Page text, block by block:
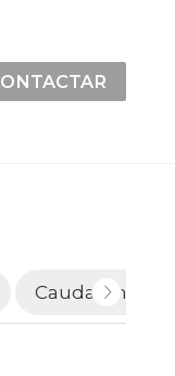
Caudalímetros